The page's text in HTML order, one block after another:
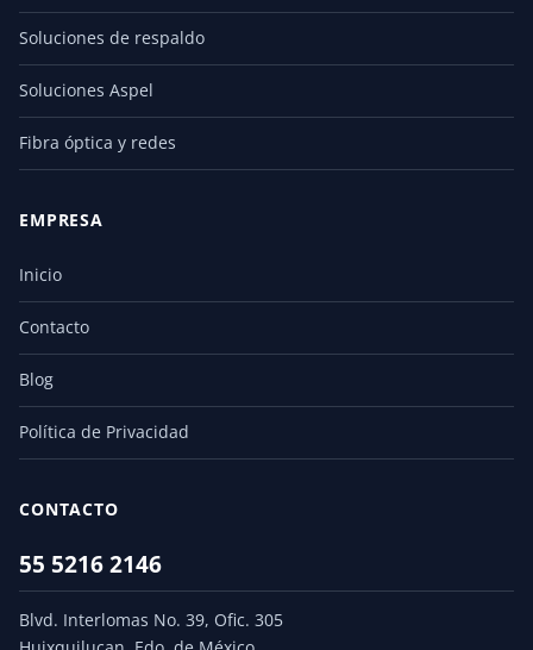
Soluciones de respaldo
Soluciones Aspel
Fibra óptica y redes
EMPRESA
Inicio
Contacto
Blog
Política de Privacidad
CONTACTO
55 5216 2146
Blvd. Interlomas No. 39, Ofic. 305